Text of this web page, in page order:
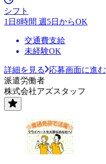
シフト
1日8時間 週5日からOK
交通費支給
未経験OK
詳細を見る
応募画面に進む
派遣労働者
株式会社アズスタッフ